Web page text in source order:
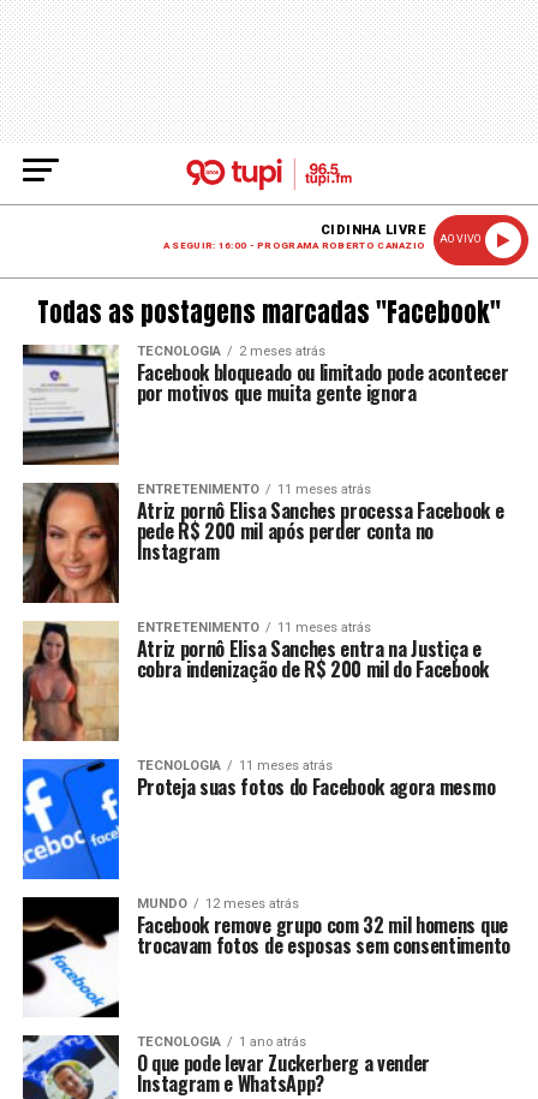
CIDINHA LIVRE
A SEGUIR: 16:00 - PROGRAMA ROBERTO CANAZIO
AO VIVO
Todas as postagens marcadas "Facebook"
TECNOLOGIA 2 meses atrás
Facebook bloqueado ou limitado pode acontecer
por motivos que muita gente ignora
ENTRETENIMENTO 11 meses atrás
Atriz pornô Elisa Sanches processa Facebook e
pede R$ 200 mil após perder conta no
Instagram
ENTRETENIMENTO 11 meses atrás
Atriz pornô Elisa Sanches entra na Justiça e
cobra indenização de R$ 200 mil do Facebook
TECNOLOGIA 11 meses atrás
Proteja suas fotos do Facebook agora mesmo
MUNDO 12 meses atrás
Facebook remove grupo com 32 mil homens que
trocavam fotos de esposas sem consentimento
TECNOLOGIA 1 ano atrás
O que pode levar Zuckerberg a vender
Instagram e WhatsApp?